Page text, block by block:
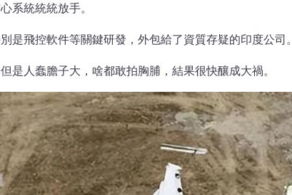
系統統統放手。
是飛控軟件等關鍵研發，外包給了資質存疑的印度公司。
是人蠢膽子大，啥都敢拍胸脯，結果很快釀成大禍。